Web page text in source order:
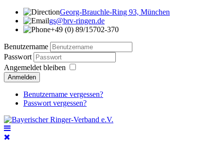
Georg-Brauchle-Ring 93, München
gs@brv-ringen.de
+49 (0) 89/15702-370
Benutzername
Passwort
Angemeldet bleiben
Anmelden
Benutzername vergessen?
Passwort vergessen?